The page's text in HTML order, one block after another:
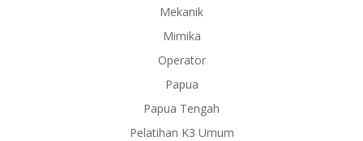
Mekanik
Mimika
Operator
Papua
Papua Tengah
Pelatihan K3 Umum